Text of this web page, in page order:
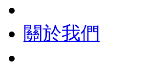
關於我們